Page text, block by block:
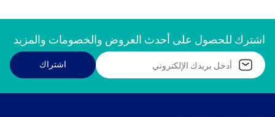
اشترك للحصول على أحدث العروض والخصومات والمزيد
اشتراك